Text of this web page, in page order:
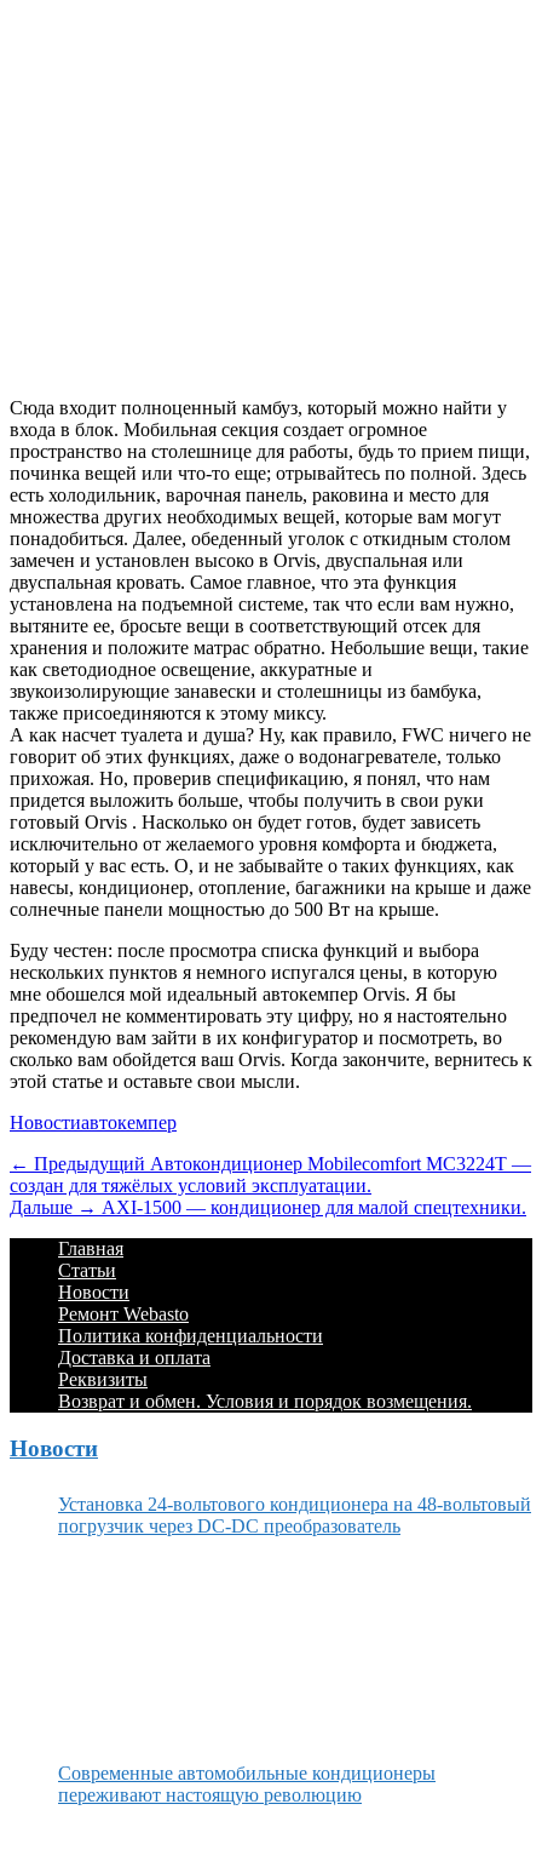
Сюда входит полноценный камбуз, который можно найти у
входа в блок. Мобильная секция создает огромное
пространство на столешнице для работы, будь то прием пищи,
починка вещей или что-то еще; отрывайтесь по полной. Здесь
есть холодильник, варочная панель, раковина и место для
множества других необходимых вещей, которые вам могут
понадобиться. Далее, обеденный уголок с откидным столом
замечен и установлен высоко в Orvis, двуспальная или
двуспальная кровать. Самое главное, что эта функция
установлена ​​на подъемной системе, так что если вам нужно,
вытяните ее, бросьте вещи в соответствующий отсек для
хранения и положите матрас обратно. Небольшие вещи, такие
как светодиодное освещение, аккуратные и
звукоизолирующие занавески и столешницы из бамбука,
также присоединяются к этому миксу.
А как насчет туалета и душа? Ну, как правило, FWC ничего не
говорит об этих функциях, даже о водонагревателе, только
прихожая. Но, проверив спецификацию, я понял, что нам
придется выложить больше, чтобы получить в свои руки
готовый Orvis . Насколько он будет готов, будет зависеть
исключительно от желаемого уровня комфорта и бюджета,
который у вас есть. О, и не забывайте о таких функциях, как
навесы, кондиционер, отопление, багажники на крыше и даже
солнечные панели мощностью до 500 Вт на крыше.
Буду честен: после просмотра списка функций и выбора
нескольких пунктов я немного испугался цены, в которую
мне обошелся мой идеальный автокемпер Orvis. Я бы
предпочел не комментировать эту цифру, но я настоятельно
рекомендую вам зайти в их конфигуратор и посмотреть, во
сколько вам обойдется ваш Orvis. Когда закончите, вернитесь к
этой статье и оставьте свои мысли.
Категории
НовостиТеги
автокемпер
Навигация
по
записям
← Предыдущий Предыдущий
Автокондиционер Mobilecomfort MC3224T —
создан для тяжёлых условий эксплуатации.
Дальше → Дальше:
AXI-1500 — кондиционер для малой спецтехники.
Footer
Menu
Перейти
содержимому
Главная
Статьи
Новости
Ремонт Webasto
Политика конфиденциальности
Доставка и оплата
Реквизиты
Возврат и обмен. Условия и порядок возмещения.
Новости
Установка 24-вольтового кондиционера на 48-вольтовый
погрузчик через DC-DC преобразователь
Современные автомобильные кондиционеры
переживают настоящую революцию